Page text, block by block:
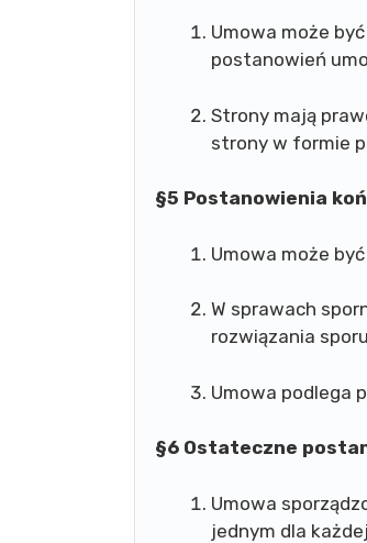
Umowa może
postanowień
Strony mają
strony w formie
§5 Postanowienia
Umowa może
W sprawach
rozwiązania
Umowa podlega
§6 Ostateczne
Umowa
jednym dla